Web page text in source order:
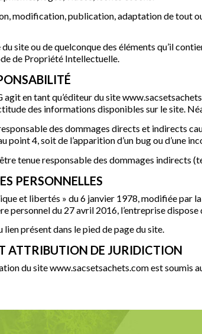
modification, publication, adaptation de tout
site ou de quelconque des éléments qu’il
de Propriété Intellectuelle.
agit en tant qu’éditeur du site
des informations disponibles sur le site.
des dommages directs et indirects
point 4, soit de l’apparition d’un bug ou d’une
tenue responsable des dommages indirects
PERSONNELLES
et libertés » du 6 janvier 1978, modifiée par
personnel du 27 avril 2016, l’entreprise
présent dans le pied de page du site.
ATTRIBUTION DE JURIDICTION
du site www.sacsetsachets.com est